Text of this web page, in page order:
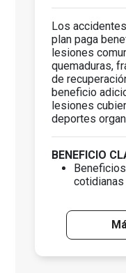
Los
plan paga
lesiones
quemaduras,
de
beneficio
lesiones
deportes
BENEFICIO
cotidianas